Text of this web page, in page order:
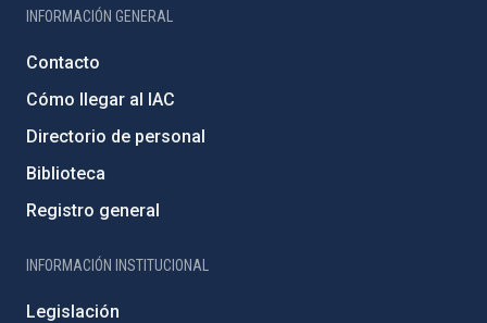
INFORMACIÓN GENERAL
Contacto
Cómo llegar al IAC
Directorio de personal
Biblioteca
Registro general
INFORMACIÓN INSTITUCIONAL
Legislación